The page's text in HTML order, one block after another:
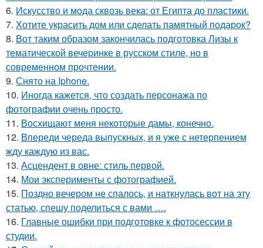
6. Искусство и мода сквозь века: от Египта до пластики.
7. Хотите украсить дом или сделать памятный подарок?
8. Вот таким образом закончилась подготовка Лизы к
тематической вечеринке в русском стиле, но в
современном прочтении.
9. Снято на Iphone.
10. Иногда кажется, что создать персонажа по
фотографии очень просто.
11. Восхищают меня некоторые дамы, конечно.
12. Впереди череда выпускных, и я уже с нетерпением
жду каждую из вас.
13. Асцендент в овне: стиль первой.
14. Мои эксперименты с фотографией.
15. Поздно вечером не спалось, и наткнулась вот на эту
статью, спешу поделиться с вами ….
16. Главные ошибки при подготовке к фотосессии в
студии.